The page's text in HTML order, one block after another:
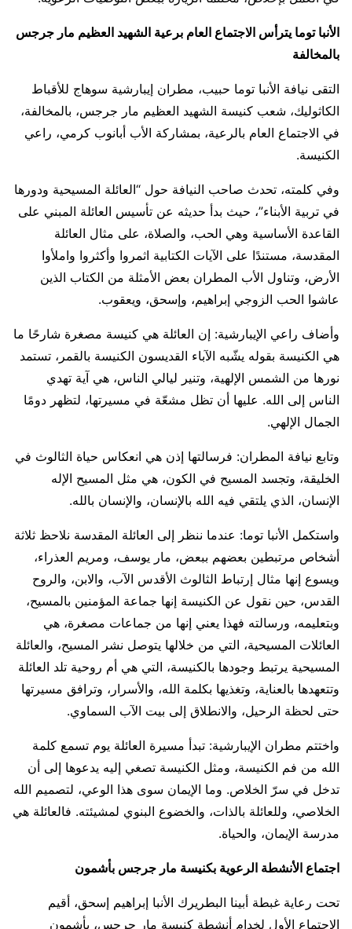
الأنبا توما يترأس الاجتماع العام برعية الشهيد العظيم مار جرجس
بالمخالفة
التقى نيافة الأنبا توما حبيب، مطران إيبارشية سوهاج للأقباط
الكاثوليك، شعب كنيسة الشهيد العظيم مار جرجس، بالمخالفة،
في الاجتماع العام بالرعية، بمشاركة الأب أبانوب كرمي، راعي
الكنيسة.
وفي كلمته، تحدث صاحب النيافة حول “العائلة المسيحية ودورها
في تربية الأبناء”، حيث بدأ حديثه عن تأسيس العائلة المبني على
القاعدة الأساسية وهي الحب، والصلاة، على مثال العائلة
المقدسة، مستندًا على الآيات الكتابية اثمروا وأكثروا واملأوا
الأرض، وتناول الأب المطران بعض الأمثلة من الكتاب الذين
عاشوا الحب الزوجي إبراهيم، وإسحق، ويعقوب.
وأضاف راعي الإيبارشية: إن العائلة هي كنيسة مصغرة شارحًا ما
هي الكنيسة بقوله يشّبه الآباء القديسون الكنيسة بالقمر، تستمد
نورها من الشمس الإلهية، وتنير ليالي الناس، هي آية تهدي
الناس إلى الله. عليها أن تظل مشعّة في مسيرتها، لتظهر دومًا
الجمال الإلهي.
وتابع نيافة المطران: فرسالتها إذن هي انعكاس حياة الثالوث في
الخليقة، وتجسد المسيح في الكون، هي مثل المسيح الإله
الإنسان، الذي يلتقي فيه الله بالإنسان، والإنسان بالله.
واستكمل الأنبا توما: عندما ننظر إلى العائلة المقدسة نلاحظ ثلاثة
أشخاص مرتبطين بعضهم ببعض، مار يوسف، ومريم العذراء،
ويسوع إنها مثال إرتباط الثالوث الأقدس الآب، والابن، والروح
القدس، حين نقول عن الكنيسة إنها جماعة المؤمنين بالمسيح،
وبتعليمه، ورسالته فهذا يعني إنها من جماعات مصغرة، هي
العائلات المسيحية، التي من خلالها يتوصل نشر المسيح، والعائلة
المسيحية يرتبط وجودها بالكنيسة، التي هي أم روحية تلد العائلة
وتتعهدها بالعناية، وتغذيها بكلمة الله، والأسرار، وترافق مسيرتها
حتى لحظة الرحيل، والانطلاق إلى بيت الآب السماوي.
واختتم مطران الإيبارشية: تبدأ مسيرة العائلة يوم تسمع كلمة
الله من فم الكنيسة، ومثل الكنيسة تصغي إليه يدعوها إلى أن
تدخل في سرّ الخلاص. وما الإيمان سوى هذا الوعي، لتصميم الله
الخلاصي، وللعائلة بالذات، والخضوع البنوي لمشيئته. فالعائلة هي
مدرسة الإيمان، والحياة.
اجتماع الأنشطة الرعوية بكنيسة مار جرجس بأشمون
تحت رعاية غبطة أبينا البطريرك الأنبا إبراهيم إسحق، أقيم
الاجتماع الأول لخدام أنشطة كنيسة مار جرجس، بأشمون